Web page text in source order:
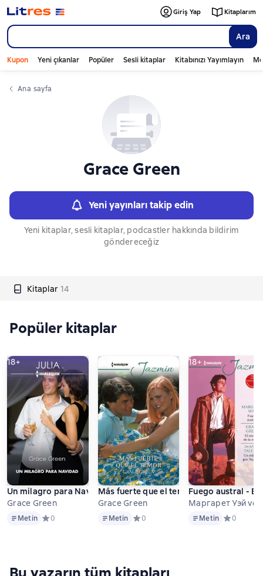
Ara
Giriş Yap Kitaplarım
Kupon Yeni çıkanlar Popüler Sesli kitaplar Kitabınızı Yayımlayın
Ana sayfa
Grace Green
Yeni yayınları takip edin
Yeni kitaplar, sesli kitaplar, podcastler hakkında bildirim
göndereceğiz
Kitaplar 14
Слайдер с книгами
Popüler kitaplar
18+
Un milagro para Navidad
Grace Green
MetinMetin Средний рейтинг 0 на основе 0 оценок
0
18+
Más fuerte que el temor
Grace Green
MetinMetin Средний рейтинг 0 на основе 0
0
18+
Fuego austral -
Маргарет Уэй vd.
MetinMetin Средний
0